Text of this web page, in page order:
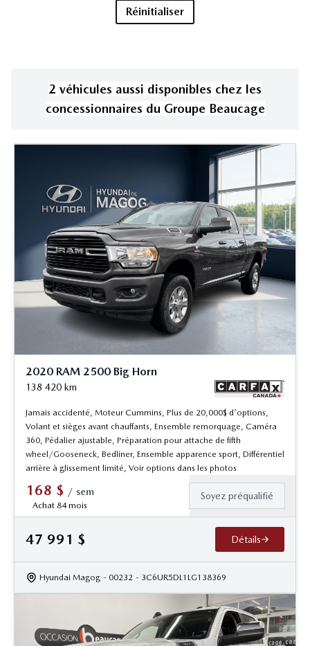
Réinitialiser
2 véhicules aussi disponibles chez les
concessionnaires du Groupe Beaucage
2020 RAM 2500 Big Horn
138 420 km
Jamais accidenté, Moteur Cummins, Plus de 20,000$ d'options,
Volant et sièges avant chauffants, Ensemble remorquage, Caméra
360, Pédalier ajustable, Préparation pour attache de fifth
wheel/Gooseneck, Bedliner, Ensemble apparence sport, Différentiel
arrière à glissement limité, Voir options dans les photos
168 $ / sem
Achat 84 mois
Soyez préqualifié
47 991 $ Détails
Hyundai Magog - 00232 - 3C6UR5DL1LG138369